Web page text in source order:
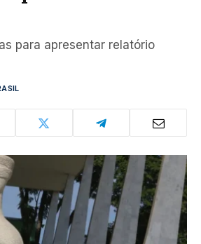
para apresentar relatório